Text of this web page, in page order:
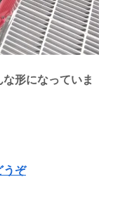
形になっていま
うぞ